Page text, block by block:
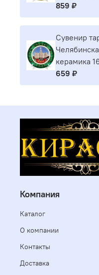
859 ₽
Сувенир
керамика
659 ₽
Компания
Каталог
О компании
Контакты
Доставка